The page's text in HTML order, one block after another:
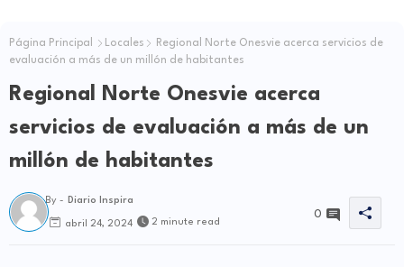
Página Principal Locales
Regional Norte Onesvie acerca servicios de
evaluación a más de un millón de habitantes
Regional Norte Onesvie acerca
servicios de evaluación a más de un
millón de habitantes
By - Diario Inspira
abril 24, 2024 2 minute read
0